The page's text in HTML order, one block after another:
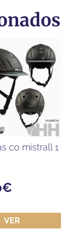
co mistrall 1
€
VER